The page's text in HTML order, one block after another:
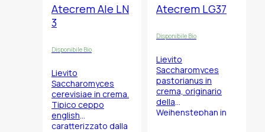
Atecrem Ale LN
3
Disponibile Bio
Lievito
Saccharomyces
cerevisiae in crema.
Tipico ceppo
english
caratterizzato dalla
Atecrem LG37
Disponibile Bio
Lievito
Saccharomyces
pastorianus in
crema, originario
della
Weihenstephan in